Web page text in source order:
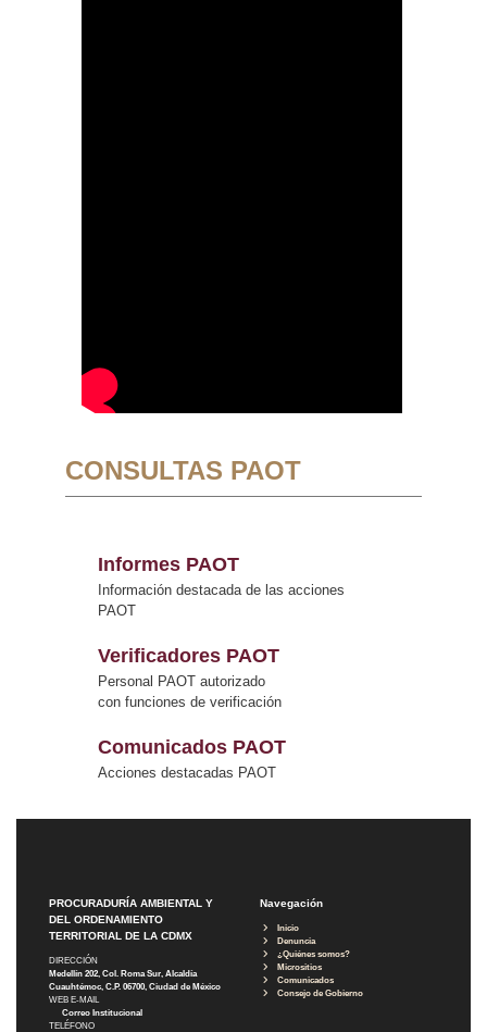
CONSULTAS PAOT
Informes PAOT
Información destacada de las acciones
PAOT
Verificadores PAOT
Personal PAOT autorizado
con funciones de verificación
Comunicados PAOT
Acciones destacadas PAOT
PROCURADURÍA AMBIENTAL Y
DEL ORDENAMIENTO
TERRITORIAL DE LA CDMX
DIRECCIÓN
Medellín 202, Col. Roma Sur, Alcaldía
Cuauhtémoc, C.P. 06700, Ciudad de México
WEB E-MAIL
Correo Institucional
TELÉFONO
Navegación
Inicio
Denuncia
¿Quiénes somos?
Micrositios
Comunicados
Consejo de Gobierno